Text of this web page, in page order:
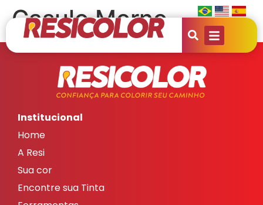
Casulo Morno
Institucional
Home
A Resi
Sua cor
Encontre sua Tinta